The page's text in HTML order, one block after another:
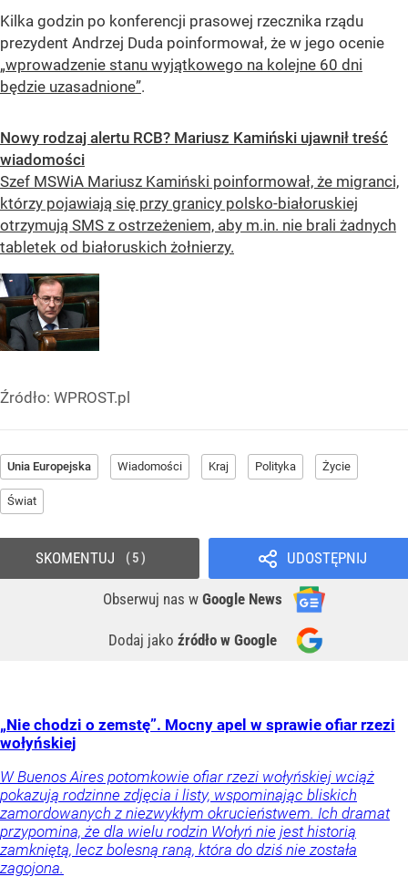
Kilka godzin po konferencji prasowej rzecznika rządu
prezydent Andrzej Duda poinformował, że w jego ocenie
„wprowadzenie stanu wyjątkowego na kolejne 60 dni
będzie uzasadnione”.
Nowy rodzaj alertu RCB? Mariusz Kamiński ujawnił treść
wiadomości
Szef MSWiA Mariusz Kamiński poinformował, że migranci,
którzy pojawiają się przy granicy polsko-białoruskiej
otrzymują SMS z ostrzeżeniem, aby m.in. nie brali żadnych
tabletek od białoruskich żołnierzy.
Źródło: WPROST.pl
Unia Europejska Wiadomości Kraj Polityka Życie
Świat
UDOSTĘPNIJ
Obserwuj nas w Google News
Dodaj jako źródło w Google
SKOMENTUJ 5
„Nie chodzi o zemstę”. Mocny apel w sprawie ofiar rzezi
wołyńskiej
W Buenos Aires potomkowie ofiar rzezi wołyńskiej wciąż
pokazują rodzinne zdjęcia i listy, wspominając bliskich
zamordowanych z niezwykłym okrucieństwem. Ich dramat
przypomina, że dla wielu rodzin Wołyń nie jest historią
zamkniętą, lecz bolesną raną, która do dziś nie została
zagojona.